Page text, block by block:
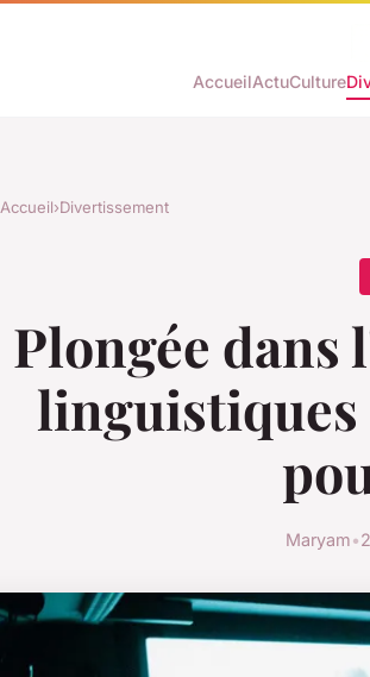
AccueilActuCulture
Accueil›Divertissement
Plongée dans
linguistiques
Maryam•